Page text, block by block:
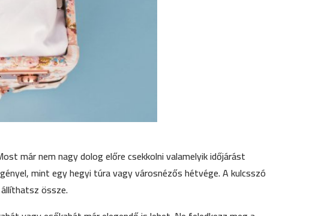
már nem nagy dolog előre csekkolni valamelyik időjárást
mint egy hegyi túra vagy városnézős hétvége. A kulcsszó
össze.